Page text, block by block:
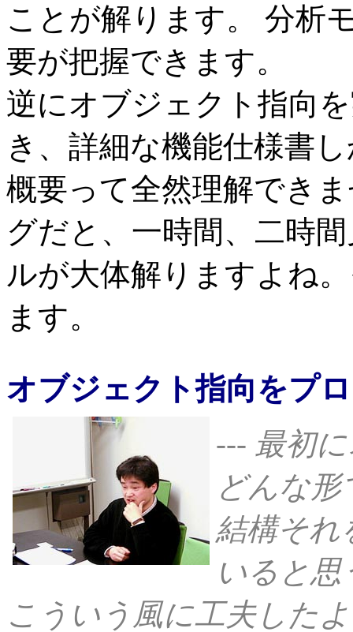
ことが解ります。 分析
要が把握できます。
逆にオブジェクト指向
き、詳細な機能仕様書
概要って全然理解でき
グだと、一時間、二時
ルが大体解りますよね
ます。
オブジェクト指向をプ
--- 最初
どんな
結構それ
いると
こういう風に工夫した